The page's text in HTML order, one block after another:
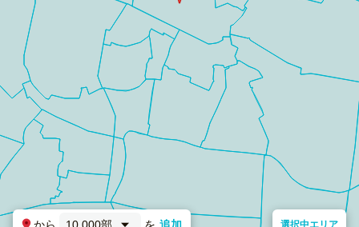
選択中エリア